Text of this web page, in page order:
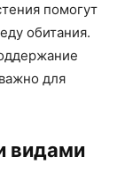
помогут
обитания.
для
видами